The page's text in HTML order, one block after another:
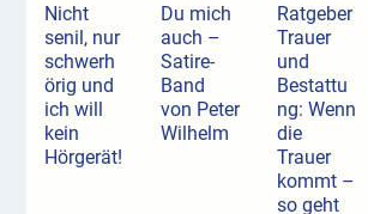
Nicht
senil, nur
schwerh
örig und
ich will
kein
Hörgerät!
Du mich
auch –
Satire-
Band
von Peter
Wilhelm
Ratgeber
Trauer
und
Bestattu
ng: Wenn
die
Trauer
kommt –
so geht